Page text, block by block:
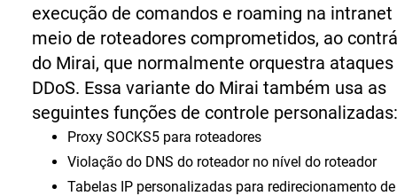
execução de comandos e roaming na intranet
meio de roteadores comprometidos, ao
do Mirai, que normalmente orquestra ataques
DDoS. Essa variante do Mirai também usa as
seguintes funções de controle personalizadas:
Proxy SOCKS5 para roteadores
Violação do DNS do roteador no nível do roteador
Tabelas IP personalizadas para redirecionamento de